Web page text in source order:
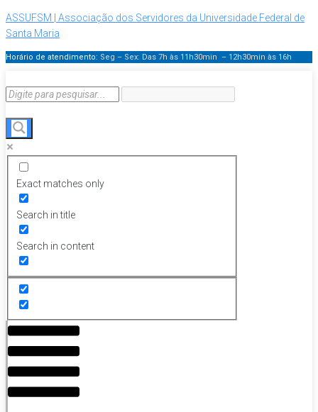
ASSUFSM | Associação dos Servidores da Universidade Federal de
Santa Maria
Horário de atendimento: Seg – Sex: Das 7h às 11h30min – 12h30min às 16h
Exact matches only
Search in title
Search in content
Menu